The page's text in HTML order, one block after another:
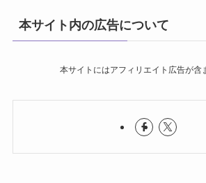
本サイト内の広告について
本サイトにはアフィリエイト広告が含